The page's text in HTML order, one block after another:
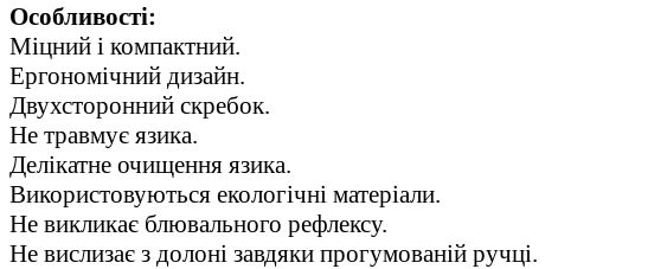
Особливості:
Міцний і компактний.
Ергономічний дизайн.
Двухсторонний скребок.
Не травмує язика.
Делікатне очищення язика.
Використовуються екологічні матеріали.
Не викликає блювального рефлексу.
Не вислизає з долоні завдяки прогумованій ручці.